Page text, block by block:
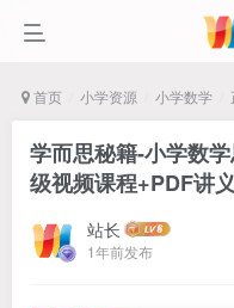
首页 小学资源 小学数学
学而思秘籍-小学数
级视频课程+PDF讲
站长
1年前发布